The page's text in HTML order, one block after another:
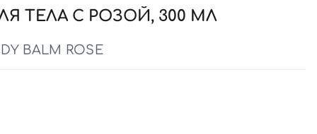
ТЕЛА С РОЗОЙ, 300 МЛ
BALM ROSE